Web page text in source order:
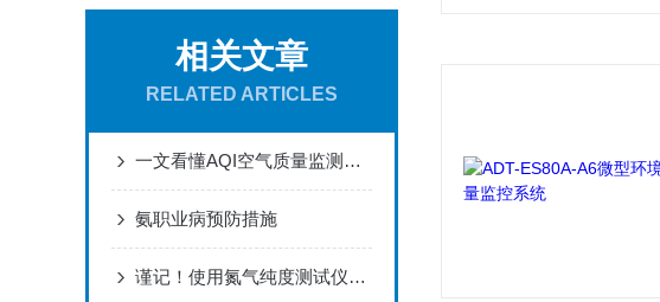
相关文章
RELATED ARTICLES
一文看懂AQI空气质量监测系统
氨职业病预防措施
谨记！使用氮气纯度测试仪时需注意这些